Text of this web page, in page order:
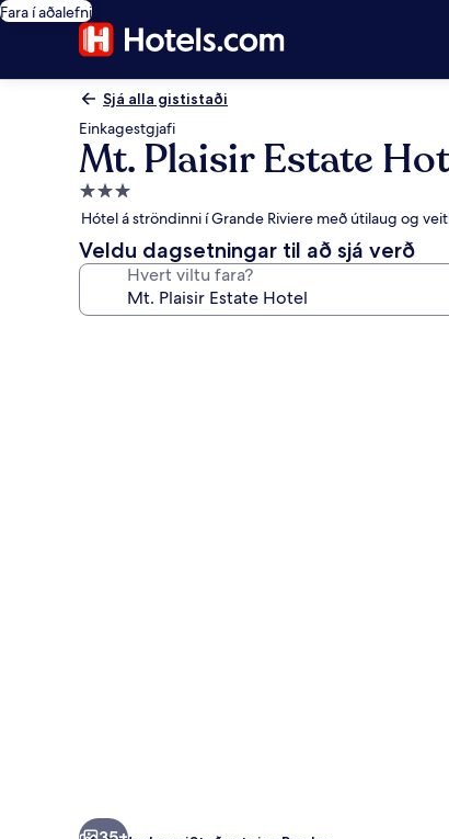
Fara í aðalefni
Sjá alla gististaði
Einkagestgjafi
Mt. Plaisir Estate
3.0
stjörnu
gististaður
Hótel á ströndinni í Grande Riviere með útilaug og
Veldu dagsetningar til að sjá verð
Hvert viltu fara?